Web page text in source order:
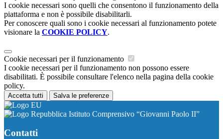
I cookie necessari sono quelli che consentono il funzionamento della
piattaforma e non è possibile disabilitarli.
Per conoscere quali sono i cookie necessari al funzionamento potete
visionare la COOKIE POLICY.
Cookie necessari per il funzionamento
I cookie necessari per il funzionamento non possono essere
disabilitati. È possibile consultare l'elenco nella pagina della cookie
policy.
Accetta tutti Salva le preferenze
Istituto Comprensivo “Giovanni Paolo II”
Contatti